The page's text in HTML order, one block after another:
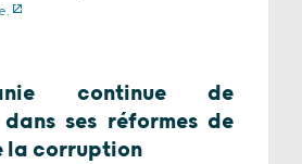
continue de
ses réformes de
la corruption